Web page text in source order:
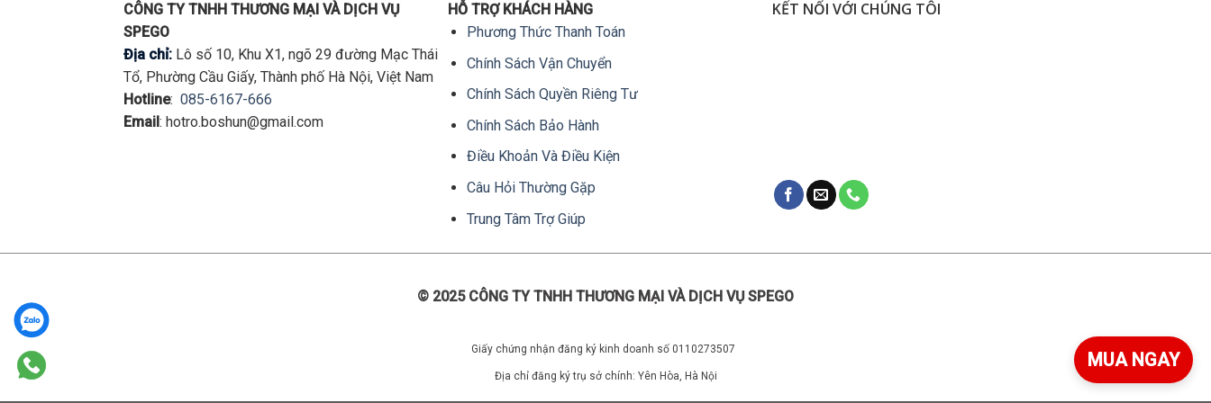
này
nhiều
biến
thể.
tùy
chọn
chọn
trang
CÔNG TY TNHH THƯƠNG MẠI VÀ DỊCH VỤ
SPEGO
Địa chỉ: Lô số 10, Khu X1, ngõ 29 đường Mạc Thái
Tổ, Phường Cầu Giấy, Thành phố Hà Nội, Việt Nam
Hotline: 085-6167-666
Email: hotro.boshun@gmail.com
HỖ TRỢ KHÁCH HÀNG
Phương Thức Thanh Toán
Chính Sách Vận Chuyển
Chính Sách Quyền Riêng Tư
Chính Sách Bảo Hành
Điều Khoản Và Điều Kiện
Câu Hỏi Thường Gặp
Trung Tâm Trợ Giúp
KẾT NỐI VỚI CHÚNG TÔI
© 2025 CÔNG TY TNHH THƯƠNG MẠI VÀ DỊCH VỤ SPEGO
Giấy chứng nhận đăng ký kinh doanh số 0110273507
Địa chỉ đăng ký trụ sở chính: Yên Hòa, Hà Nội
MUA NGAY